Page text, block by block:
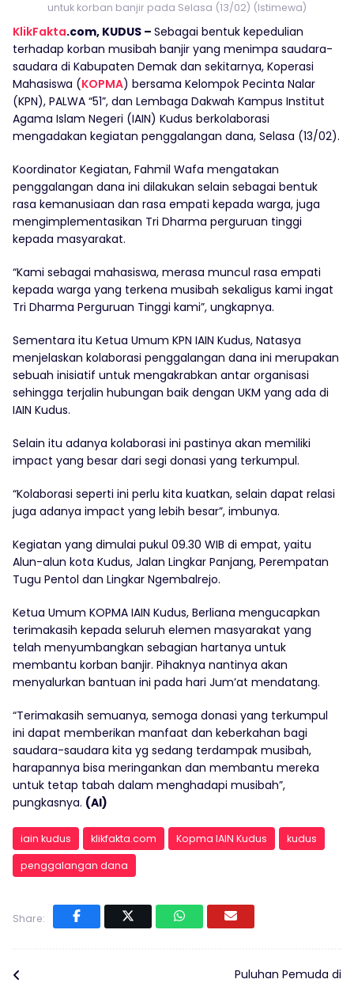
untuk korban banjir pada Selasa (13/02) (Istimewa)
KlikFakta.com, KUDUS – Sebagai bentuk kepedulian
terhadap korban musibah banjir yang menimpa saudara-
saudara di Kabupaten Demak dan sekitarnya, Koperasi
Mahasiswa (KOPMA) bersama Kelompok Pecinta Nalar
(KPN), PALWA “51”, dan Lembaga Dakwah Kampus Institut
Agama Islam Negeri (IAIN) Kudus berkolaborasi
mengadakan kegiatan penggalangan dana, Selasa (13/02).
Koordinator Kegiatan, Fahmil Wafa mengatakan
penggalangan dana ini dilakukan selain sebagai bentuk
rasa kemanusiaan dan rasa empati kepada warga, juga
mengimplementasikan Tri Dharma perguruan tinggi
kepada masyarakat.
“Kami sebagai mahasiswa, merasa muncul rasa empati
kepada warga yang terkena musibah sekaligus kami ingat
Tri Dharma Perguruan Tinggi kami”, ungkapnya.
Sementara itu Ketua Umum KPN IAIN Kudus, Natasya
menjelaskan kolaborasi penggalangan dana ini merupakan
sebuah inisiatif untuk mengakrabkan antar organisasi
sehingga terjalin hubungan baik dengan UKM yang ada di
IAIN Kudus.
Selain itu adanya kolaborasi ini pastinya akan memiliki
impact yang besar dari segi donasi yang terkumpul.
“Kolaborasi seperti ini perlu kita kuatkan, selain dapat relasi
juga adanya impact yang lebih besar”, imbunya.
Kegiatan yang dimulai pukul 09.30 WIB di empat, yaitu
Alun-alun kota Kudus, Jalan Lingkar Panjang, Perempatan
Tugu Pentol dan Lingkar Ngembalrejo.
Ketua Umum KOPMA IAIN Kudus, Berliana mengucapkan
terimakasih kepada seluruh elemen masyarakat yang
telah menyumbangkan sebagian hartanya untuk
membantu korban banjir. Pihaknya nantinya akan
menyalurkan bantuan ini pada hari Jum’at mendatang.
“Terimakasih semuanya, semoga donasi yang terkumpul
ini dapat memberikan manfaat dan keberkahan bagi
saudara-saudara kita yg sedang terdampak musibah,
harapannya bisa meringankan dan membantu mereka
untuk tetap tabah dalam menghadapi musibah”,
pungkasnya. (Al)
iain kudus klikfakta.com Kopma IAIN Kudus
kudus
penggalangan dana
Share:
Puluhan Pemuda di